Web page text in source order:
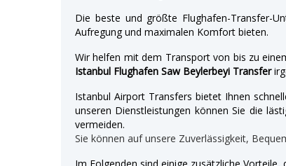
Die beste und größte Flughafen-Transfer-
Aufregung und maximalen Komfort bieten.
Wir helfen mit dem Transport von bis zu
Istanbul Flughafen Saw Beylerbeyi Transfer
Istanbul Airport Transfers bietet Ihnen
unseren Dienstleistungen können Sie die
vermeiden.
Sie können auf unsere Zuverlässigkeit,
Im Folgenden sind einige zusätzliche Vorteile,